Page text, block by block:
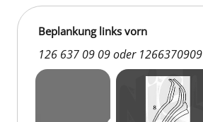
Beplankung links vorn
126 637 09 09 oder 1266370909